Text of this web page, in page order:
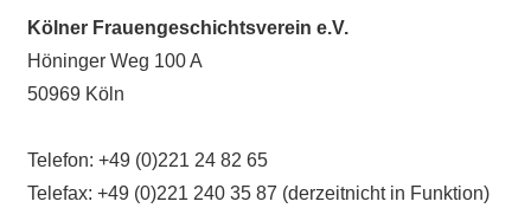
Kölner Frauengeschichtsverein e.V.
Höninger Weg 100 A
50969 Köln
Telefon: +49 (0)221 24 82 65
Telefax: +49 (0)221 240 35 87 (derzeitnicht in Funktion)